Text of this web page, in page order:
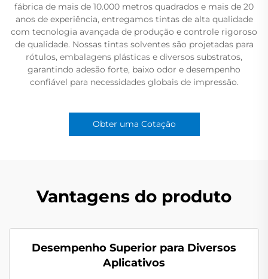
fábrica de mais de 10.000 metros quadrados e mais de 20
anos de experiência, entregamos tintas de alta qualidade
com tecnologia avançada de produção e controle rigoroso
de qualidade. Nossas tintas solventes são projetadas para
rótulos, embalagens plásticas e diversos substratos,
garantindo adesão forte, baixo odor e desempenho
confiável para necessidades globais de impressão.
Obter uma Cotação
Vantagens do produto
Desempenho Superior para Diversos
Aplicativos